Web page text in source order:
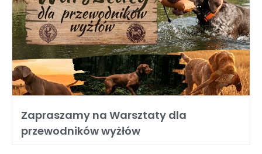
Zapraszamy na Warsztaty dla
przewodników wyżłów